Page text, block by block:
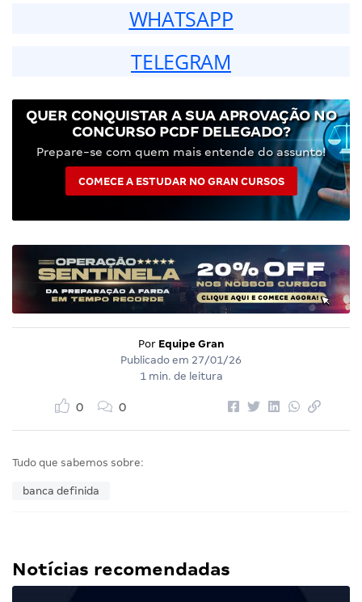
WHATSAPP
TELEGRAM
QUER CONQUISTAR A SUA APROVAÇÃO NO
CONCURSO PCDF DELEGADO?
Prepare-se com quem mais entende do assunto!
COMECE A ESTUDAR NO GRAN CURSOS
Por Equipe Gran
Publicado em 27/01/26
1 min. de leitura
0 0
Tudo que sabemos sobre:
banca definida
Notícias recomendadas